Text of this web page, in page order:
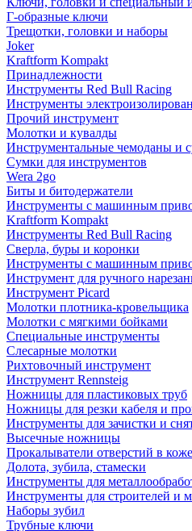
Г-образные ключи
Трещотки, головки и наборы
Joker
Kraftform Kompakt
Принадлежности
Инструменты Red Bull Racing
Инструменты
Прочий инструмент
Молотки и кувалды
Инструментальные чемоданы и
Сумки для инструментов
Wera 2go
Биты и битодержатели
Инструменты с машинным
Kraftform Kompakt
Инструменты Red Bull Racing
Сверла, буры и коронки
Инструменты с машинным
Инструмент для ручного
Инструмент Picard
Молотки плотника-кровельщика
Молотки с мягкими бойками
Специальные инструменты
Слесарные молотки
Рихтовочный инструмент
Инструмент Rennsteig
Ножницы для пластиковых труб
Ножницы для резки кабеля и
Инструменты для зачистки и
Высечные ножницы
Прокалыватели отверстий в коже
Долота, зубила, стамески
Инструменты для
Инструменты для строителей и
Наборы зубил
Трубные ключи